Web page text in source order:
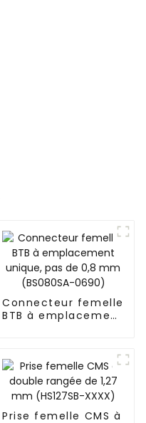
Connecteur femelle
BTB à emplacement
Prise femelle CMS à